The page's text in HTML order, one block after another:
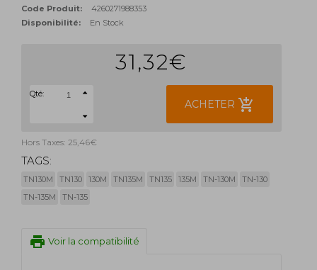
Code Produit:
4260271988353
Disponibilité:
En Stock
31,32€
Qté:
ACHETER add_shopping_cart
Hors Taxes: 25,46€
TAGS:
TN130M TN130 130M TN135M TN135 135M TN-130M
TN-130
TN-135M
TN-135
print Voir la compatibilité